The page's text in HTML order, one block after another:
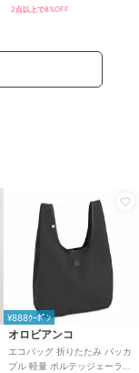
2点以上で8%OFF
¥888ｸｰﾎﾟﾝ
オロビアンコ
エコバッグ 折りたたみ パッカ
ブル 軽量 ポルテッジェーラ